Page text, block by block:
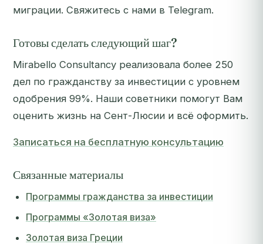
миграции. Свяжитесь с нами в Telegram.
Готовы сделать следующий шаг?
Mirabello Consultancy реализовала более 250
дел по гражданству за инвестиции с уровнем
одобрения 99%. Наши советники помогут Вам
оценить жизнь на Сент-Люсии и всё оформить.
Записаться на бесплатную консультацию
Связанные материалы
Программы гражданства за инвестиции
Программы «Золотая виза»
Золотая виза Греции